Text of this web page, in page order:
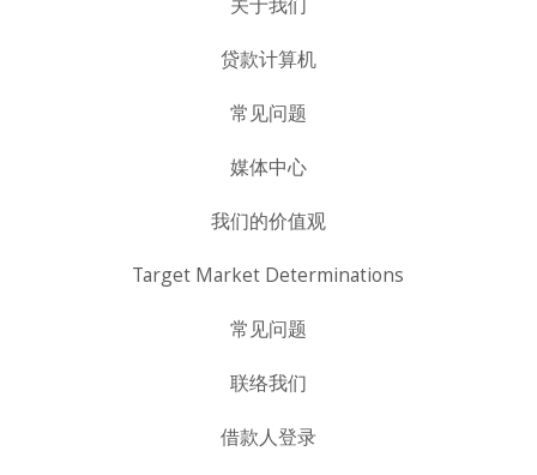
贷款计算机
常见问题
媒体中心
我们的价值观
Target Market Determinations
常见问题
联络我们
借款人登录